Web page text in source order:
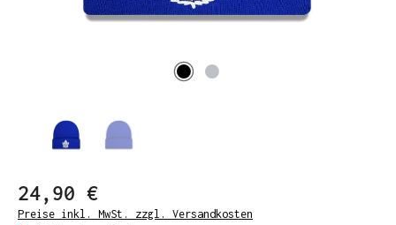
24,90 €
Preise inkl. MwSt. zzgl. Versandkosten